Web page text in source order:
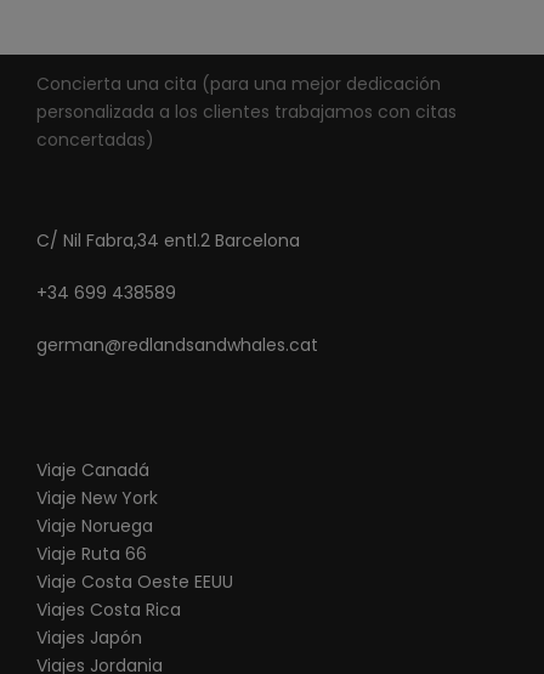
Concierta una cita (para una mejor dedicación
personalizada a los clientes trabajamos con citas
concertadas)
C/ Nil Fabra,34 entl.2 Barcelona
+34 699 438589
german@redlandsandwhales.cat
Viaje Canadá
Viaje New York
Viaje Noruega
Viaje Ruta 66
Viaje Costa Oeste EEUU
Viajes Costa Rica
Viajes Japón
Viajes Jordania